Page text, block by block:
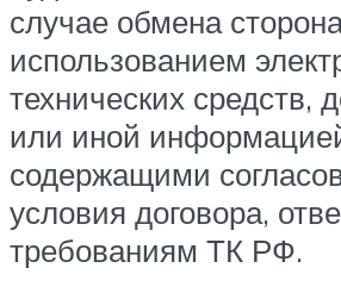
случае обмена
использованием
технических средств,
или иной
содержащими
условия договора,
требованиям ТК РФ.